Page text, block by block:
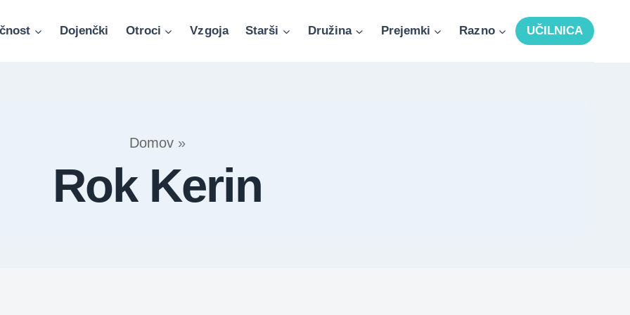
Dojenčki Otroci Vzgoja Starši Družina Prejemki Razno UČILNICA
Domov »
Rok Kerin